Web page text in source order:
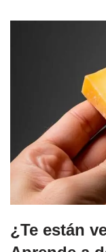
¿Te están